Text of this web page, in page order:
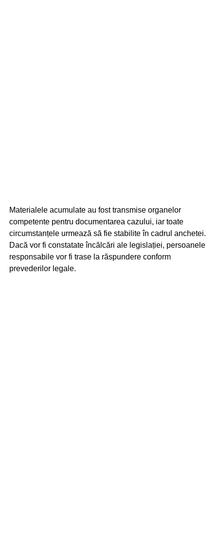
Materialele acumulate au fost transmise organelor
competente pentru documentarea cazului, iar toate
circumstanțele urmează să fie stabilite în cadrul anchetei.
Dacă vor fi constatate încălcări ale legislației, persoanele
responsabile vor fi trase la răspundere conform
prevederilor legale.